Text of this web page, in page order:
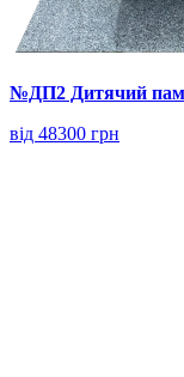
№ДП2 Дитячий
від 48300 грн